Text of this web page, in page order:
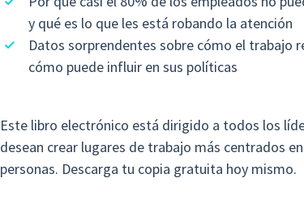
y qué es lo que les está robando la atención
Datos sorprendentes sobre cómo el trabajo
cómo puede influir en sus políticas
Este libro electrónico está dirigido a todos los
desean crear lugares de trabajo más centrados
personas. Descarga tu copia gratuita hoy mismo.